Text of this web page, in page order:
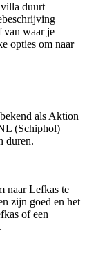
villa duurt
van waar je
opties om naar
als Aktion
(Schiphol)
duren.
naar Lefkas te
zijn goed en het
of een